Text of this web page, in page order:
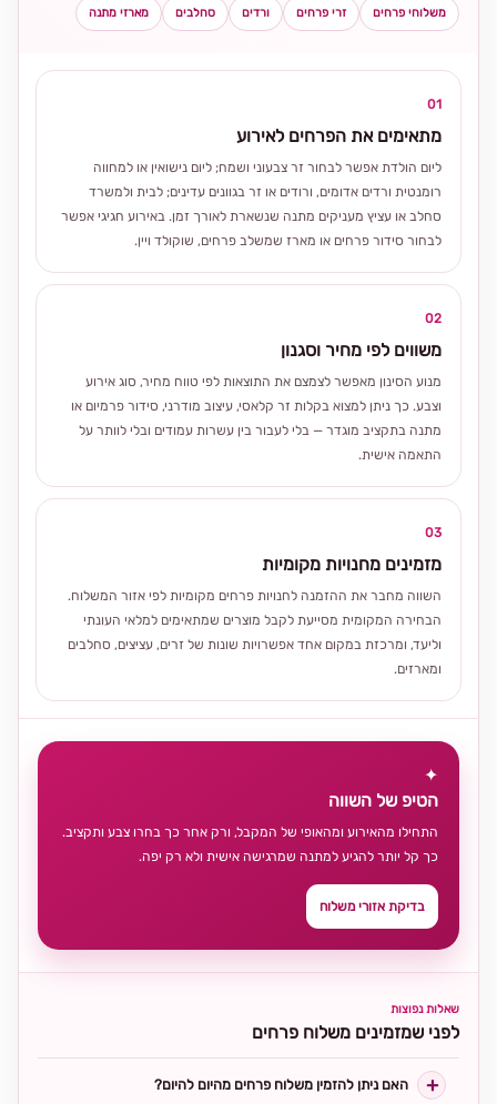
משלוחי פרחים זרי פרחים ורדים סחלבים מארזי מתנה
01
מתאימים את הפרחים לאירוע
ליום הולדת אפשר לבחור זר צבעוני ושמח; ליום נישואין או למחווה
רומנטית ורדים אדומים, ורודים או זר בגוונים עדינים; לבית ולמשרד
סחלב או עציץ מעניקים מתנה שנשארת לאורך זמן. באירוע חגיגי אפשר
לבחור סידור פרחים או מארז שמשלב פרחים, שוקולד ויין.
02
משווים לפי מחיר וסגנון
מנוע הסינון מאפשר לצמצם את התוצאות לפי טווח מחיר, סוג אירוע
וצבע. כך ניתן למצוא בקלות זר קלאסי, עיצוב מודרני, סידור פרמיום או
מתנה בתקציב מוגדר — בלי לעבור בין עשרות עמודים ובלי לוותר על
התאמה אישית.
03
מזמינים מחנויות מקומיות
השווה מחבר את ההזמנה לחנויות פרחים מקומיות לפי אזור המשלוח.
הבחירה המקומית מסייעת לקבל מוצרים שמתאימים למלאי העונתי
וליעד, ומרכזת במקום אחד אפשרויות שונות של זרים, עציצים, סחלבים
ומארזים.
✦
הטיפ של השווה
התחילו מהאירוע ומהאופי של המקבל, ורק אחר כך בחרו צבע ותקציב.
כך קל יותר להגיע למתנה שמרגישה אישית ולא רק יפה.
בדיקת אזורי משלוח
שאלות נפוצות
לפני שמזמינים משלוח פרחים
האם ניתן להזמין משלוח פרחים מהיום להיום?